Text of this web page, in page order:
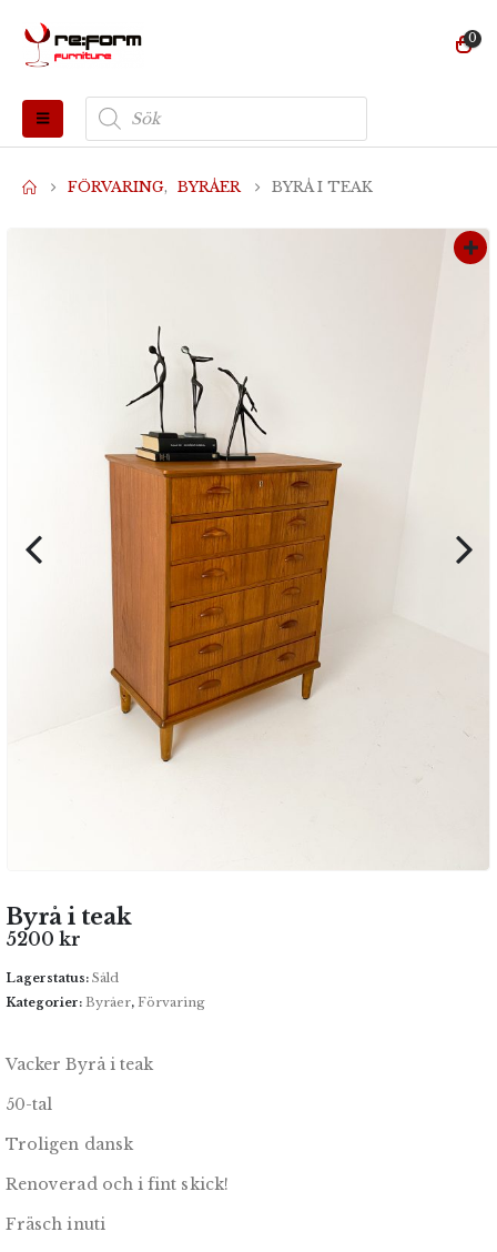
0
Produktsökning
FÖRVARING, BYRÅER BYRÅ I TEAK
Byrå i teak
5200 kr
Lagerstatus: Såld
Kategorier: Byråer, Förvaring
Vacker Byrå i teak
50-tal
Troligen dansk
Renoverad och i fint skick!
Fräsch inuti